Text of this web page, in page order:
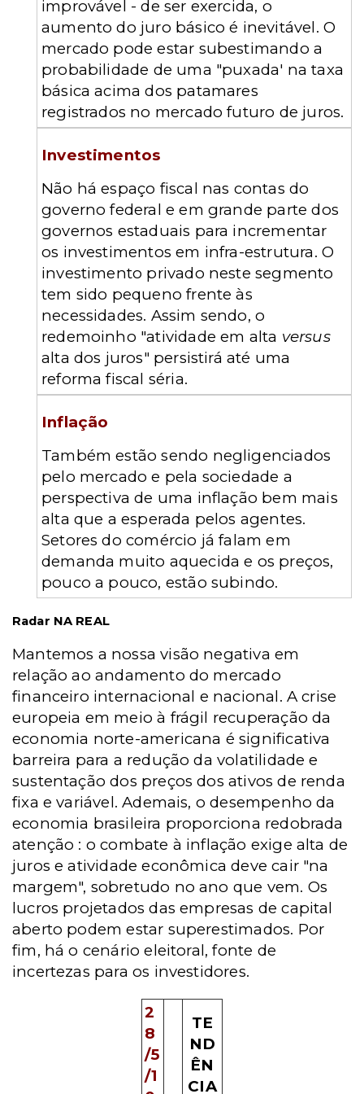
improvável - de ser exercida, o
aumento do juro básico é inevitável. O
mercado pode estar subestimando a
probabilidade de uma "puxada' na taxa
básica acima dos patamares
registrados no mercado futuro de juros.
Investimentos
Não há espaço fiscal nas contas do
governo federal e em grande parte dos
governos estaduais para incrementar
os investimentos em infra-estrutura. O
investimento privado neste segmento
tem sido pequeno frente às
necessidades. Assim sendo, o
redemoinho "atividade em alta versus
alta dos juros" persistirá até uma
reforma fiscal séria.
Inflação
Também estão sendo negligenciados
pelo mercado e pela sociedade a
perspectiva de uma inflação bem mais
alta que a esperada pelos agentes.
Setores do comércio já falam em
demanda muito aquecida e os preços,
pouco a pouco, estão subindo.
Radar NA REAL
Mantemos a nossa visão negativa em
relação ao andamento do mercado
financeiro internacional e nacional. A crise
europeia em meio à frágil recuperação da
economia norte-americana é significativa
barreira para a redução da volatilidade e
sustentação dos preços dos ativos de renda
fixa e variável. Ademais, o desempenho da
economia brasileira proporciona redobrada
atenção : o combate à inflação exige alta de
juros e atividade econômica deve cair "na
margem", sobretudo no ano que vem. Os
lucros projetados das empresas de capital
aberto podem estar superestimados. Por
fim, há o cenário eleitoral, fonte de
incertezas para os investidores.
2
8
/5
/1
TE
ND
ÊN
CIA